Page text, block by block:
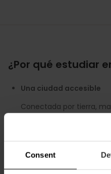
Consent
¿Por qué estudiar
Una ciudad accesible
Conectada por tierra,
comunica todos los
través del metro,